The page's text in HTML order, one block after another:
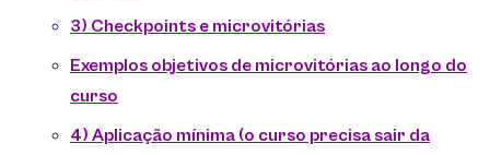
3) Checkpoints e microvitórias
Exemplos objetivos de microvitórias ao longo do
curso
4) Aplicação mínima (o curso precisa sair da